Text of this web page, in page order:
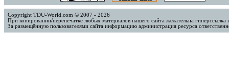
Copyright TDU-World.com © 2007 - 2026
При копировании/перепечатке любых материалов нашего сайта желательна
За размещённую пользователями сайта информацию администрация ресурса